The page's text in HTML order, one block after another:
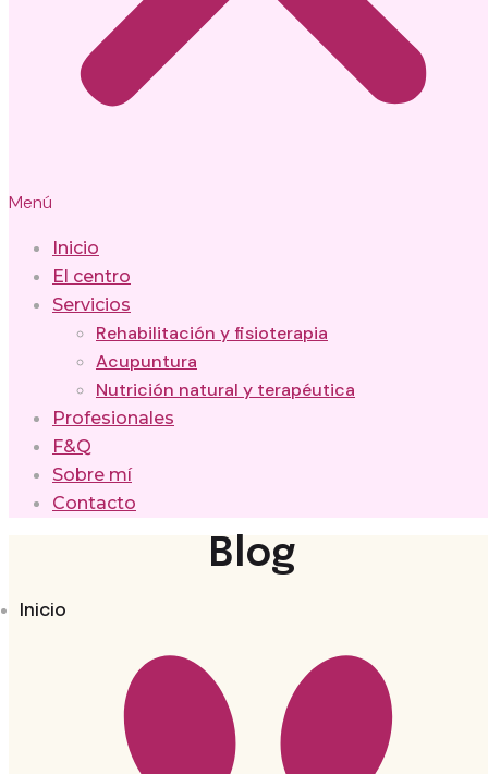
Menú
Inicio
El centro
Servicios
Rehabilitación y fisioterapia
Acupuntura
Nutrición natural y terapéutica
Profesionales
F&Q
Sobre mí
Contacto
Blog
Inicio